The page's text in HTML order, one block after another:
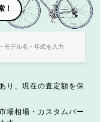
！
り、現在の査定額を保
場相場・カスタムパー